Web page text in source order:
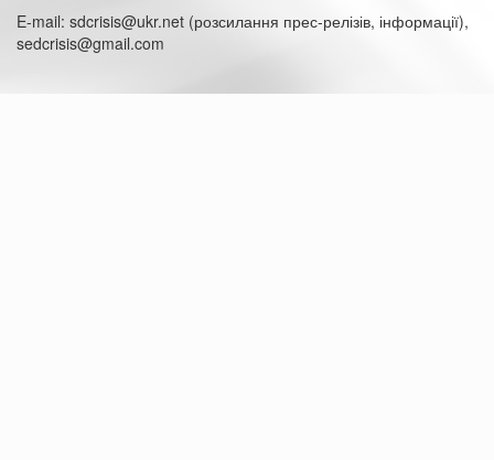
E-mail: sdcrisis@ukr.net (розсилання прес-релізів, інформації),
sedcrisis@gmail.com